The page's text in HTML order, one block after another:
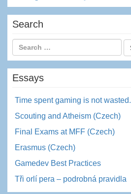
Search
Essays
Time spent gaming is not wasted.
Scouting and Atheism (Czech)
Final Exams at MFF (Czech)
Erasmus (Czech)
Gamedev Best Practices
Tři orlí pera – podrobná pravidla